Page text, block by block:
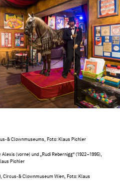
& Clownmuseums, Foto: Klaus Pichler
(vorne) und „Rudi Rebernigg“ (1922–1995),
Pichler
Circus- & Clownmuseum Wien, Foto: Klaus